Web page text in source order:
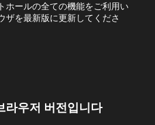
ホールの全ての機能をご利用い
ザを最新版に更新してくださ
라우저 버전입니다